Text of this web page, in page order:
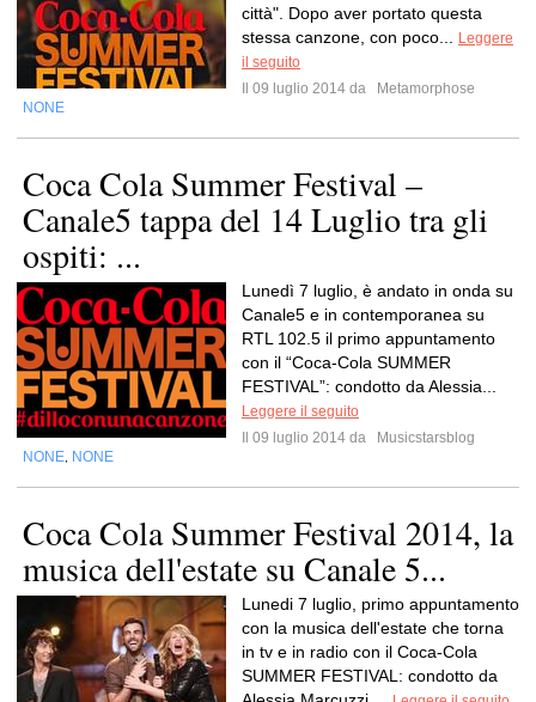
città". Dopo aver portato questa
stessa canzone, con poco...
Leggere
il seguito
Il 09 luglio 2014 da
Metamorphose
NONE
Coca Cola Summer Festival –
Canale5 tappa del 14 Luglio tra gli
ospiti: ...
Lunedì 7 luglio, è andato in onda su
Canale5 e in contemporanea su
RTL 102.5 il primo appuntamento
con il “Coca-Cola SUMMER
FESTIVAL”: condotto da Alessia...
Leggere il seguito
Il 09 luglio 2014 da
Musicstarsblog
NONE NONE
Coca Cola Summer Festival 2014, la
musica dell'estate su Canale 5...
Lunedi 7 luglio, primo appuntamento
con la musica dell'estate che torna
in tv e in radio con il Coca-Cola
SUMMER FESTIVAL: condotto da